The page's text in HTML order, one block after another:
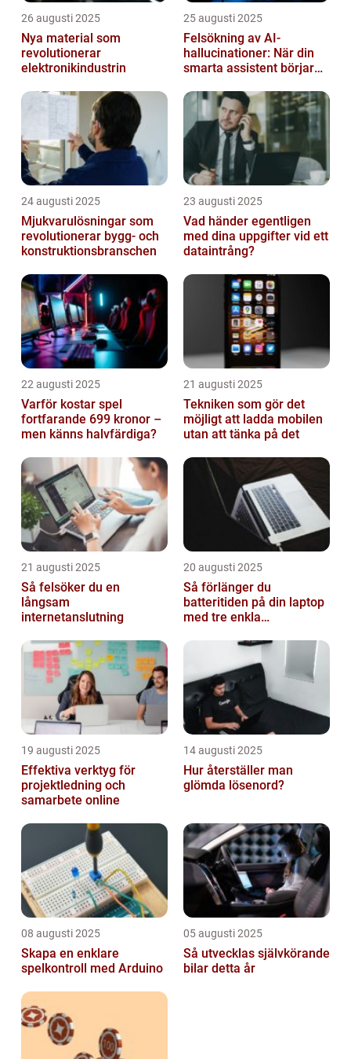
26 augusti 2025
Nya material som
revolutionerar
elektronikindustrin
25 augusti 2025
Felsökning av AI-
hallucinationer: När din
smarta assistent börjar
24 augusti 2025
Mjukvarulösningar som
revolutionerar bygg- och
konstruktionsbranschen
23 augusti 2025
Vad händer egentligen
med dina uppgifter vid ett
dataintrång?
22 augusti 2025
Varför kostar spel
fortfarande 699 kronor –
men känns halvfärdiga?
21 augusti 2025
Tekniken som gör det
möjligt att ladda mobilen
utan att tänka på det
21 augusti 2025
Så felsöker du en
långsam
internetanslutning
20 augusti 2025
Så förlänger du
batteritiden på din laptop
med tre enkla
19 augusti 2025
Effektiva verktyg för
projektledning och
samarbete online
14 augusti 2025
Hur återställer man
glömda lösenord?
08 augusti 2025
Skapa en enklare
spelkontroll med Arduino
05 augusti 2025
Så utvecklas självkörande
bilar detta år